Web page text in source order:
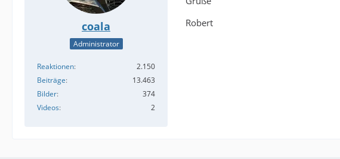
coala
Administrator
Reaktionen
2.150
Beiträge
13.463
Bilder
374
Videos
2
Robert